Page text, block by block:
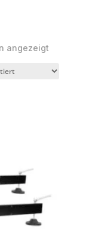
angezeigtNach
sortiert